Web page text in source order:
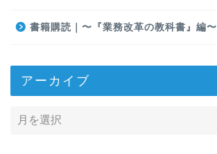
書籍購読｜〜『業務改革の教科書』編〜
アーカイブ